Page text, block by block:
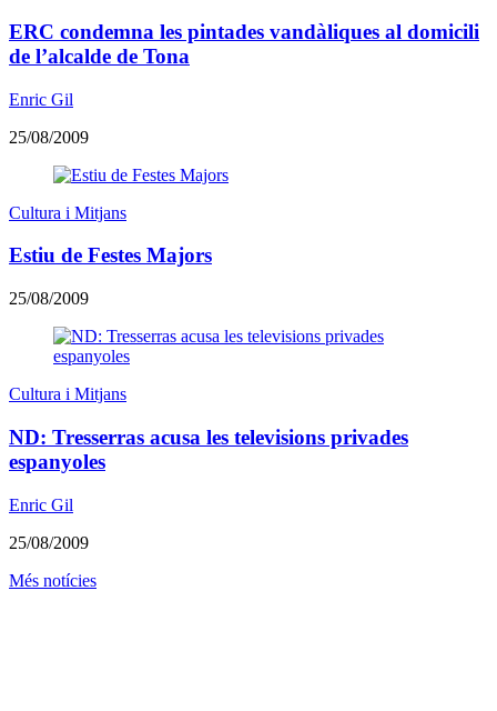
ERC condemna les pintades vandàliques al domicili
de l’alcalde de Tona
Enric Gil
25/08/2009
Cultura i Mitjans
Estiu de Festes Majors
25/08/2009
Cultura i Mitjans
ND: Tresserras acusa les televisions privades
espanyoles
Enric Gil
25/08/2009
Més notícies